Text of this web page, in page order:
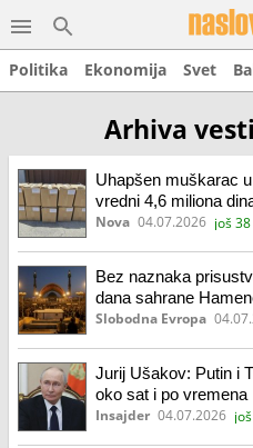
Politika Ekonomija Svet
Arhiva
Uhapšen muškarac
vredni 4,6 miliona
Nova 04.07.2026 još
Bez naznaka
dana sahrane
Slobodna Evropa
Jurij Ušakov: Putin i
oko sat i po vremena
Insajder 04.07.2026